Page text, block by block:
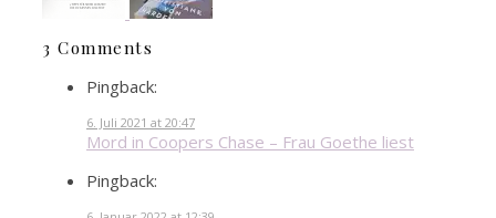
3 Comments
Pingback:
6. Juli 2021 at 20:47
Mord in Coopers Chase – Frau Goethe liest
Pingback: